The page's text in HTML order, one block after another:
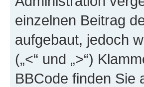
einzelnen Beitrag
aufgebaut, jedoch
(„<“ und „>“)
BBCode finden Sie